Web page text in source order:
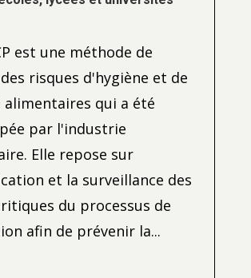
est une méthode de
risques d'hygiène et de
alimentaires qui a été
par l'industrie
Elle repose sur
et la surveillance des
du processus de
afin de prévenir la...